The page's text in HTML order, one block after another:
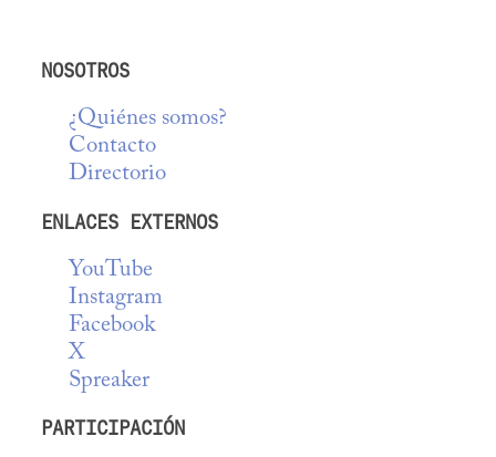
NOSOTROS
¿Quiénes somos?
Contacto
Directorio
ENLACES EXTERNOS
YouTube
Instagram
Facebook
X
Spreaker
PARTICIPACIÓN